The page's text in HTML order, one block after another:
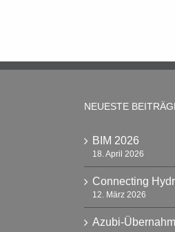
NEUESTE
BIM 2026
18. April 2026
Connecting
12. März 2026
Azubi-